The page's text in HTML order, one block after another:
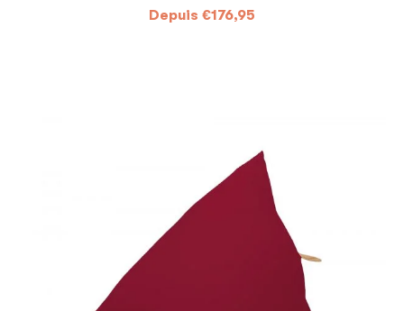
Depuis €176,95